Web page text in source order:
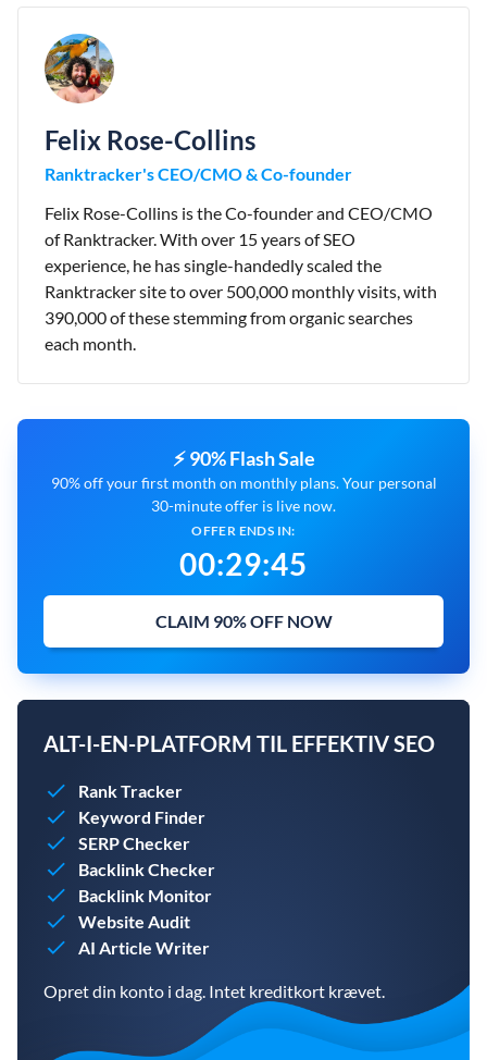
Felix Rose-Collins
Ranktracker's CEO/CMO & Co-founder
Felix Rose-Collins is the Co-founder and CEO/CMO
of Ranktracker. With over 15 years of SEO
experience, he has single-handedly scaled the
Ranktracker site to over 500,000 monthly visits, with
390,000 of these stemming from organic searches
each month.
⚡ 90% Flash Sale
90% off your first month on monthly plans. Your personal
30-minute offer is live now.
OFFER ENDS IN:
00:29:44
CLAIM 90% OFF NOW
ALT-I-EN-PLATFORM TIL EFFEKTIV SEO
Rank Tracker
Keyword Finder
SERP Checker
Backlink Checker
Backlink Monitor
Website Audit
AI Article Writer
Opret din konto i dag. Intet kreditkort krævet.